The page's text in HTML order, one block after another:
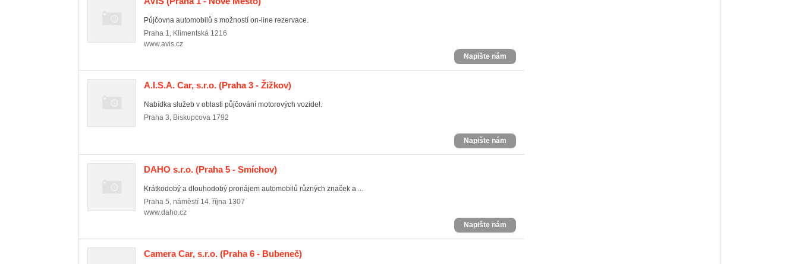
Půjčovna automobilů s možností on-line rezervace.
Praha 1, Klimentská 1216
www.avis.cz
Napište nám
A.I.S.A. Car, s.r.o. (Praha 3 - Žižkov)
Nabídka služeb v oblasti půjčování motorových vozidel.
Praha 3, Biskupcova 1792
Napište nám
DAHO s.r.o. (Praha 5 - Smíchov)
Krátkodobý a dlouhodobý pronájem automobilů různých značek a ...
Praha 5, náměstí 14. října 1307
www.daho.cz
Napište nám
Camera Car, s.r.o. (Praha 6 - Bubeneč)